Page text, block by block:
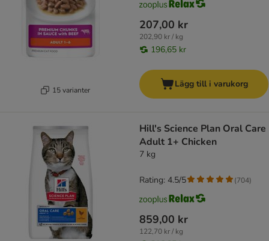
15 varianter
207,00 kr
202,90 kr / kg
196,65 kr
Lägg till i varukorg
Hill's Science Plan Oral Care
Adult 1+ Chicken
7 kg
859,00 kr
122,70 kr / kg
Rating: 4.5/5 (704)